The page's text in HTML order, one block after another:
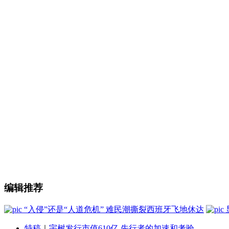
编辑推荐
“入侵”还是“人道危机” 难民潮撕裂西班牙飞地休达